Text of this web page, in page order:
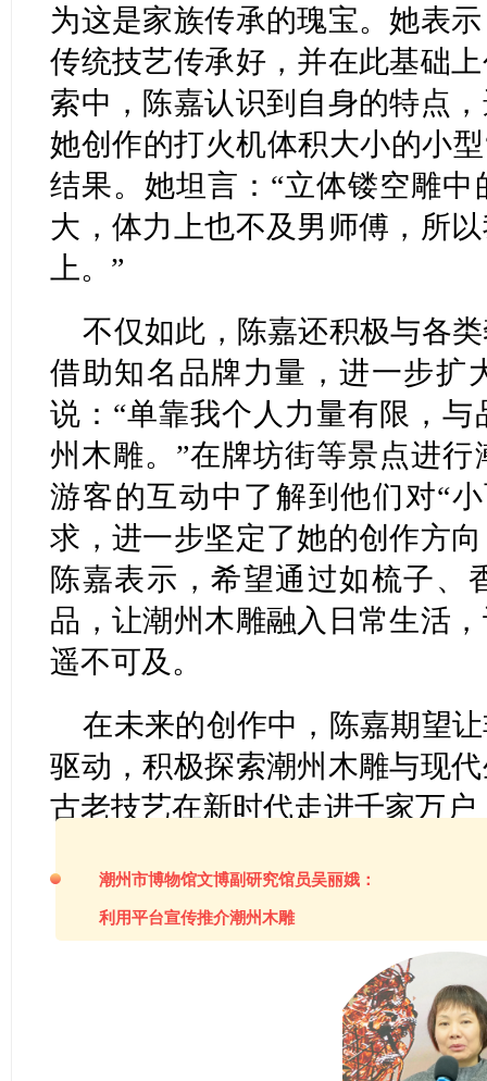
为这是家族传承的瑰宝。她表
传统技艺传承好，并在此基础
索中，陈嘉认识到自身的特点
她创作的打火机体积大小的小
结果。她坦言：“立体镂空雕
大，体力上也不及男师傅，所
上。”
不仅如此，陈嘉还积极与各
借助知名品牌力量，进一步扩
说：“单靠我个人力量有限，
州木雕。”在牌坊街等景点进
游客的互动中了解到他们对“
求，进一步坚定了她的创作方
陈嘉表示，希望通过如梳子、
品，让潮州木雕融入日常生活
遥不可及。
在未来的创作中，陈嘉期望
驱动，积极探索潮州木雕与现
古老技艺在新时代走进千家万
潮州市博物馆文博副研究馆员吴丽娥：
利用平台宣传推介潮州木雕